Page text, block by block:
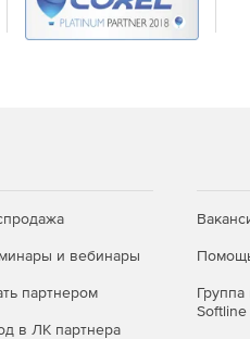
и вебинары
партнером
в ЛК партнера
Softline